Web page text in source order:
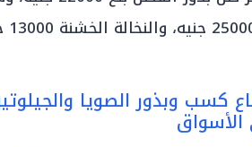
كسب وبذور الصويا
الأسواق